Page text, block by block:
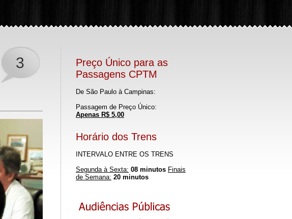
3
Preço Único para as
Passagens CPTM
De São Paulo à Campinas:
Passagem de Preço Único:
Apenas R$ 5,00
Horário dos Trens
INTERVALO ENTRE OS TRENS
Segunda à Sexta: 08 minutos Finais
de Semana: 20 minutos